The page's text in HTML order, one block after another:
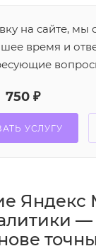
на сайте, мы
время и
750 ₽
УСЛУГУ
Яндекс
—